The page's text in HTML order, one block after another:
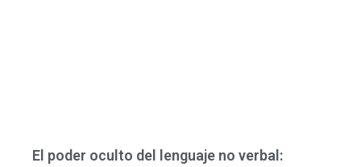
El poder oculto del lenguaje no verbal: